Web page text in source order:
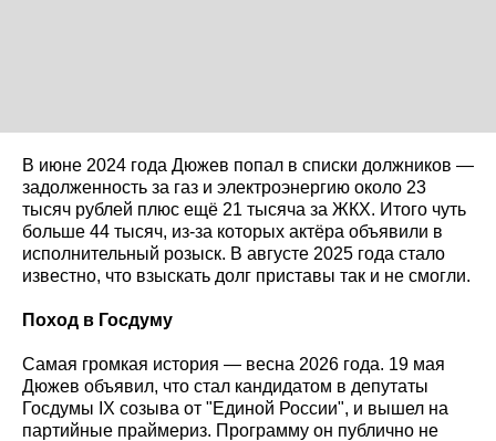
В июне 2024 года Дюжев попал в списки должников —
задолженность за газ и электроэнергию около 23
тысяч рублей плюс ещё 21 тысяча за ЖКХ. Итого чуть
больше 44 тысяч, из-за которых актёра объявили в
исполнительный розыск. В августе 2025 года стало
известно, что взыскать долг приставы так и не смогли.
Поход в Госдуму
Самая громкая история — весна 2026 года. 19 мая
Дюжев объявил, что стал кандидатом в депутаты
Госдумы IX созыва от "Единой России", и вышел на
партийные праймериз. Программу он публично не